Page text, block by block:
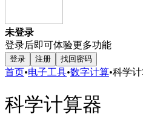
未登录
登录后即可体验更多功能
登录 注册 找回密码
首页•电子工具•数字计算•科学
科学计算器